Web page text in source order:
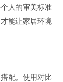
人的审美标准
能让家居环境
配。使用对比